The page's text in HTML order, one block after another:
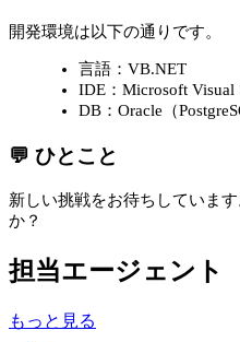
開発環境は以下の通りです。
言語：VB.NET
IDE：Microsoft Visual
DB：Oracle（
💬 ひとこと
新しい挑戦をお待ちしていま
か？
担当エージェント
もっと見る